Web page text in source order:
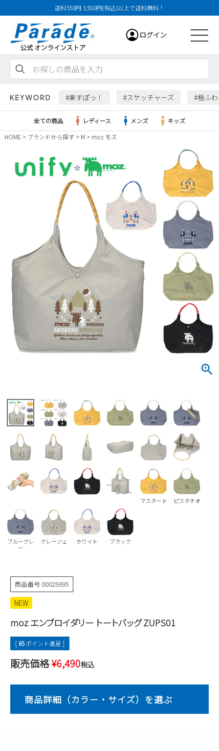
送料550円 3,980円(税込)以上で送料無料！
ログイン
KEYWORD #楽すぽっ！ #スケッチャーズ #極ふ
レディース
すべての商品
レインシューズ
ローファー
ウェア
Parade
SKECHERS
new balance
puma
すべての商品
サンダル
レインシューズ
スニーカー
ビジネス・ドレスシューズ
ローファー
ワークシューズ
ブーツ
ウェア
Parade
GAP
EDWIN
すべての商品
サンダル
レインシューズ
スニーカー
ブーツ
Parade
SKECHERS
new balance
瞬足
NEW
すべての商品
レディース新入荷
すべての商品
レディースSALE
キッズSALE
ボディバッグ
ハンドバッグ
ビジネスバッグ
トートバッグ
ショルダーバッグ
財布
雑貨
すべての商品
ケア用品
雑貨
店舗一覧
ご利用ガイド
会員サービス
お問い合わせ
メルマガ購買
営業日カレンダー
休業日
2026 年8月
日 月
2
3 4
9
10 11 12 13 14
15
16
17 18 19 20 21
全ての商品 レディース メンズ
キッズ
HOME
ブランドから探す M moz モズ
マスタード ピスタチオ
ブルーグレ
ー
グレージュ ホワイト ブラック
商品番号 00025995
NEW
moz エンブロイダリー トートバッグ ZUPS01
[ 65ポイント進呈 ]
販売価格¥6,490税込